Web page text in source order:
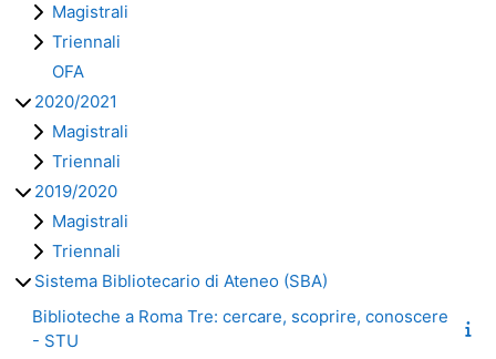
Magistrali
Triennali
OFA
2020/2021
Magistrali
Triennali
2019/2020
Magistrali
Triennali
Sistema Bibliotecario di Ateneo (SBA)
Biblioteche a Roma Tre: cercare, scoprire, conoscere
- STU